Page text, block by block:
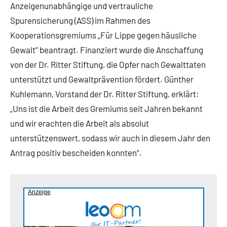
Anzeigenunabhängige und vertrauliche
Spurensicherung (ASS) im Rahmen des
Kooperationsgremiums „Für Lippe gegen häusliche
Gewalt“ beantragt. Finanziert wurde die Anschaffung
von der Dr. Ritter Stiftung, die Opfer nach Gewalttaten
unterstützt und Gewaltprävention fördert. Günther
Kuhlemann, Vorstand der Dr. Ritter Stiftung, erklärt:
„Uns ist die Arbeit des Gremiums seit Jahren bekannt
und wir erachten die Arbeit als absolut
unterstützenswert, sodass wir auch in diesem Jahr den
Antrag positiv bescheiden konnten“.
Anzeige